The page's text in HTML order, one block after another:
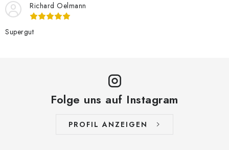
Richard Oelmann
Supergut
Folge uns auf Instagram
PROFIL ANZEIGEN